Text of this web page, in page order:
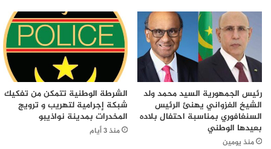
رئيس الجمهورية السيد محمد ولد
الشيخ الغزواني يهنئ الرئيس
السنغافوري بمناسبة احتفال بلاده
بعيدها الوطني
منذ يومين
الشرطة الوطنية تتمكن من تفكيك
شبكة إجرامية لتهريب و ترويج
المخدرات بمدينة نواذيبو
منذ 3 أيام